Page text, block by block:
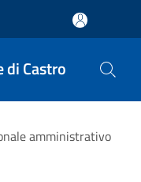
di Castro
amministrativo